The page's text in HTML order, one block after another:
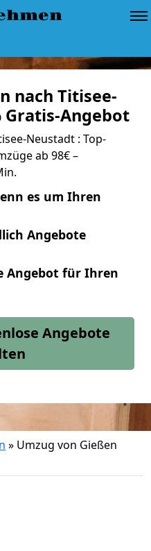
nach Titisee-
Gratis-Angebot
Neustadt : Top-
ab 98€ –
es um Ihren
Angebote
Angebot für Ihren
Angebote
» Umzug von Gießen